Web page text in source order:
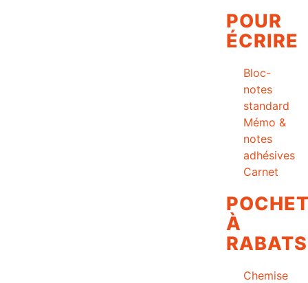
POUR
ÉCRIRE
Bloc-
notes
standard
Mémo &
notes
adhésives
Carnet
À
RABATS
Chemise